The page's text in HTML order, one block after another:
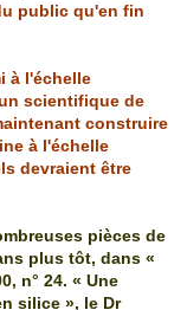
public qu'en fin
à l'échelle
scientifique de
construire
à l'échelle
devraient être
pièces de
plus tôt, dans «
n° 24. « Une
silice », le Dr